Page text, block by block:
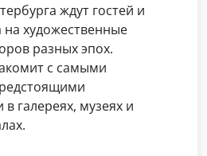
ждут гостей и
художественные
разных эпох.
с самыми
галереях, музеях и